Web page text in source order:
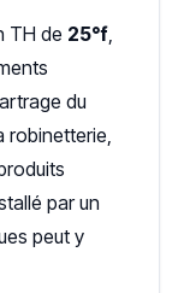
TH de 25°f
du
par un
peut y